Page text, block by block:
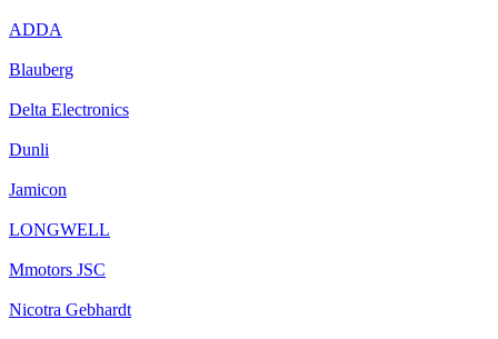
ADDA
Blauberg
Delta Electronics
Dunli
Jamicon
LONGWELL
Mmotors JSC
Nicotra Gebhardt